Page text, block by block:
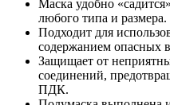
Маска удобно
любого типа и размера.
Подходит для
содержанием опасных
Защищает от
соединений,
ПДК.